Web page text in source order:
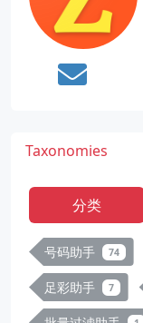
Taxonomies
分类
号码助手 74
足彩助手 7